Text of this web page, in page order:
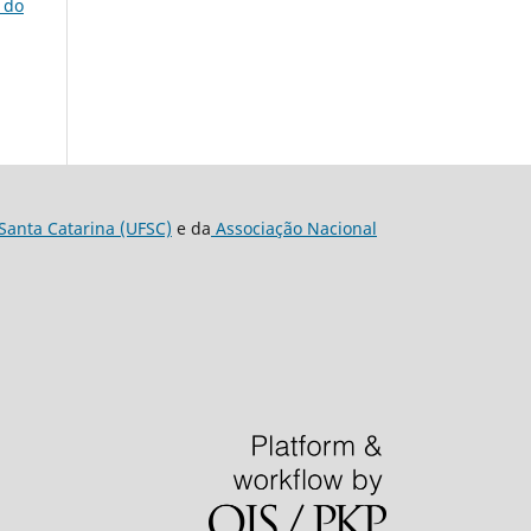
do
Catarina (UFSC) e da Associação Nacional